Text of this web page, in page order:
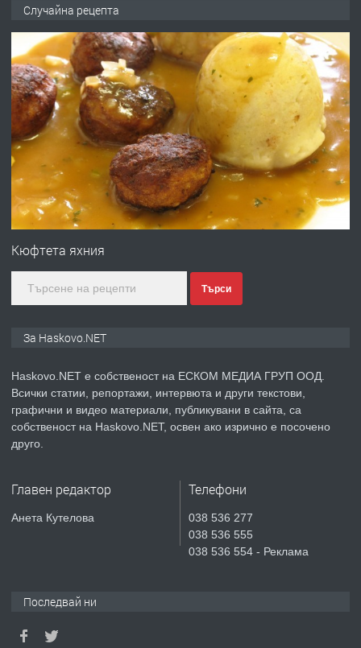
АПАРТАМЕНТ В ЦЕНТЪРА НА ГР.
ХАСКОВО
преди 4 дни
ПРЕДЛАГА Давам гараж под наем
преди 4 дни
ПРЕДЛАГА
№4120 Магазин/Офис под наем в кв.
Любен Каравелов, Хасково-близо до
преди 5 дни
ПРЕДЛАГА
Продавам парцел в гр. Хасково кв.
СГЛОБЯВАНЕ НА МЕБЕЛИ.
ПРЕДЛАГА
Случайна рецепта
Кюфтета яхния
Търси
За Haskovo.NET
Haskovo.NET е собственост на ЕСКОМ МЕДИА ГРУП ООД.
Всички статии, репортажи, интервюта и други текстови,
графични и видео материали, публикувани в сайта, са
собственост на Haskovo.NET, освен ако изрично е посочено
друго.
Главен редактор
Анета Кутелова
Телефони
038 536 277
038 536 555
038 536 554 - Реклама
Последвай ни